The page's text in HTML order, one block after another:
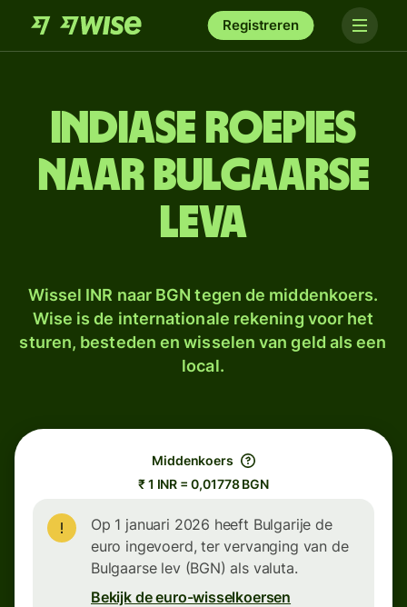
Registreren
Indiase roepies
naar Bulgaarse
leva
Wissel INR naar BGN tegen de middenkoers.
Wise is de internationale rekening voor het
sturen, besteden en wisselen van geld als een
local.
Middenkoers
₹ 1 INR = 0,01778 BGN
Op 1 januari 2026 heeft Bulgarije de
euro ingevoerd, ter vervanging van de
Bulgaarse lev (BGN) als valuta.
Bekijk de euro-wisselkoersen